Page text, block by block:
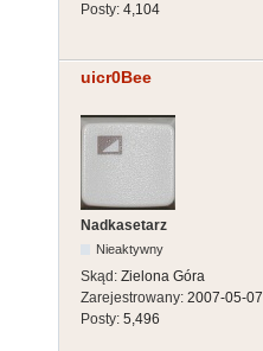
Posty: 4,104
uicr0Bee
Nadkasetarz
Nieaktywny
Skąd: Zielona Góra
Zarejestrowany: 2007-05-07
Posty: 5,496